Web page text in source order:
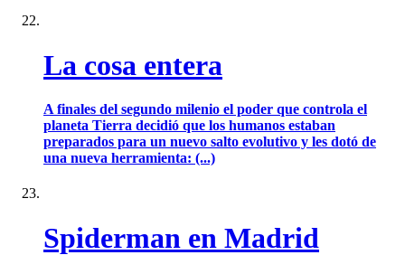
La cosa entera
A finales del segundo milenio el poder que controla el
planeta Tierra decidió que los humanos estaban
preparados para un nuevo salto evolutivo y les dotó de
una nueva herramienta: (...)
Spiderman en Madrid